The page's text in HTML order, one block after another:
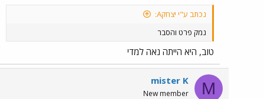
נכתב ע"י יצחקA:
נמק פרט והסבר
טוב, היא הייתה נאה למדי
M
mister K
New member